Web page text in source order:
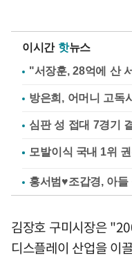
이시간 핫뉴스
"서장훈, 28억에 산
방은희, 어머니 고독
심판 성 접대 7경기
홍서범♥조갑경, 아
김장호 구미시장은
디스플레이 산업을 이